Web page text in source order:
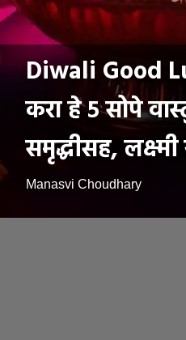
Diwali Good
करा हे ५ सोपे
समृद्धीसह,
Manasvi Choudhary